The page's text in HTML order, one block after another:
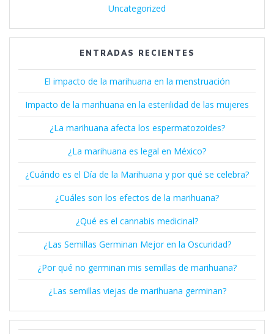
Uncategorized
ENTRADAS RECIENTES
El impacto de la marihuana en la menstruación
Impacto de la marihuana en la esterilidad de las mujeres
¿La marihuana afecta los espermatozoides?
¿La marihuana es legal en México?
¿Cuándo es el Día de la Marihuana y por qué se celebra?
¿Cuáles son los efectos de la marihuana?
¿Qué es el cannabis medicinal?
¿Las Semillas Germinan Mejor en la Oscuridad?
¿Por qué no germinan mis semillas de marihuana?
¿Las semillas viejas de marihuana germinan?